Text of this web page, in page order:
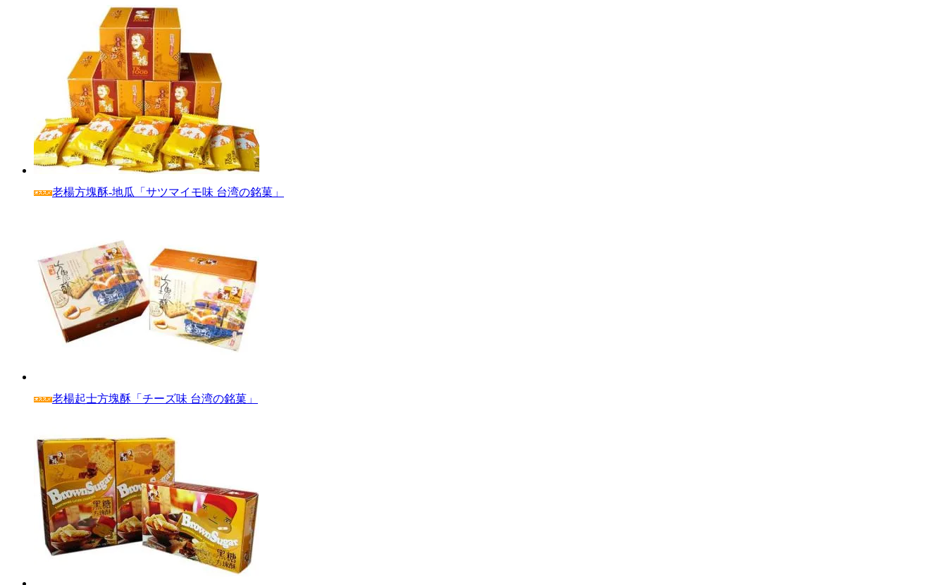
老楊方塊酥‐地瓜「サツマイモ味 台湾の銘菓」
老楊起士方塊酥「チーズ味 台湾の銘菓」